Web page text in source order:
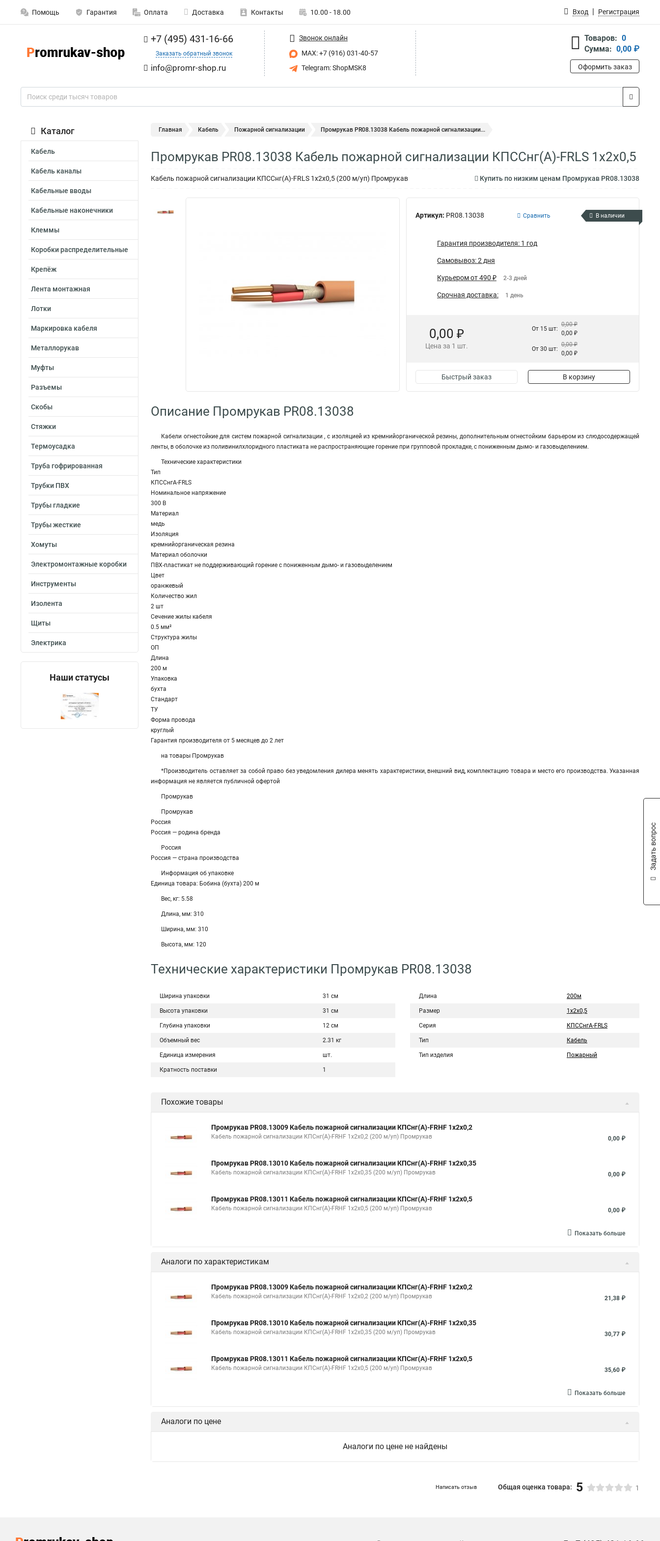
Помощь Гарантия Оплата Доставка Контакты 10.00 - 18.00 Вход Регистрация
+7 (495) 431-16-66
Заказать обратный звонок
info@promr-shop.ru
Звонок онлайн
MAX: +7 (916) 031-40-57
Telegram: ShopMSK8
Товаров: 0
Сумма: 0,00 ₽
Оформить заказ
Каталог
Кабель
Кабель каналы
Кабельные вводы
Кабельные наконечники
Клеммы
Коробки распределительные
Крепёж
Лента монтажная
Лотки
Маркировка кабеля
Металлорукав
Муфты
Разъемы
Скобы
Стяжки
Термоусадка
Труба гофрированная
Трубки ПВХ
Трубы гладкие
Трубы жесткие
Хомуты
Электромонтажные коробки
Инструменты
Изолента
Щиты
Электрика
Наши статусы
Главная Кабель Пожарной сигнализации Промрукав PR08.13038 Кабель пожарной сигнализации...
Промрукав PR08.13038 Кабель пожарной сигнализации КПССнг(А)-FRLS 1х2х0,5
Кабель пожарной сигнализации КПССнг(А)-FRLS 1х2х0,5 (200 м/уп) Промрукав Купить по низким ценам Промрукав PR08.13038
Артикул: PR08.13038 Сравнить В наличии
Гарантия производителя: 1 год
Самовывоз: 2 дня
Курьером от 490 ₽ 2-3 дней
Срочная доставка: 1 день
0,00 ₽
Цена за 1 шт.
От 15 шт:
0,00 ₽
0,00 ₽
От 30 шт:
0,00 ₽
0,00 ₽
Быстрый заказ В корзину
Описание Промрукав PR08.13038
Кабели огнестойкие для систем пожарной сигнализации , с изоляцией из кремнийорганической резины, дополнительным огнестойким барьером из слюдосодержащей
ленты, в оболочке из поливинилхлоридного пластиката не распространяющие горение при групповой прокладке, с пониженным дымо- и газовыделением.
Технические характеристики
Тип
КПСCнгА-FRLS
Номинальное напряжение
300 В
Материал
медь
Изоляция
кремнийорганическая резина
Материал оболочки
ПВХ-пластикат не поддерживающий горение с пониженным дымо- и газовыделением
Цвет
оранжевый
Количество жил
2 шт
Сечение жилы кабеля
0.5 мм²
Структура жилы
ОП
Длина
200 м
Упаковка
бухта
Стандарт
ТУ
Форма провода
круглый
Гарантия производителя от 5 месяцев до 2 лет
на товары Промрукав
*Производитель оставляет за собой право без уведомления дилера менять характеристики, внешний вид, комплектацию товара и место его производства. Указанная
информация не является публичной офертой
Промрукав
Промрукав
Россия
Россия — родина бренда
Россия
Россия — страна производства
Информация об упаковке
Единица товара: Бобина (бухта) 200 м
Вес, кг: 5.58
Длина, мм: 310
Ширина, мм: 310
Высота, мм: 120
Технические характеристики Промрукав PR08.13038
Ширина упаковки 31 см
Высота упаковки 31 см
Глубина упаковки 12 см
Объемный вес 2.31 кг
Единица измерения шт.
Кратность поставки 1
Длина 200м
Размер 1х2х0,5
Серия КПССнгА-FRLS
Тип Кабель
Тип изделия Пожарный
Похожие товары
Промрукав PR08.13009 Кабель пожарной сигнализации КПСнг(А)-FRHF 1х2х0,2
Кабель пожарной сигнализации КПСнг(А)-FRHF 1х2х0,2 (200 м/уп) Промрукав 0,00 ₽
Промрукав PR08.13010 Кабель пожарной сигнализации КПСнг(А)-FRHF 1х2х0,35
Кабель пожарной сигнализации КПСнг(А)-FRHF 1х2х0,35 (200 м/уп) Промрукав 0,00 ₽
Промрукав PR08.13011 Кабель пожарной сигнализации КПСнг(А)-FRHF 1х2х0,5
Кабель пожарной сигнализации КПСнг(А)-FRHF 1х2х0,5 (200 м/уп) Промрукав 0,00 ₽
Показать больше
Аналоги по характеристикам
Промрукав PR08.13009 Кабель пожарной сигнализации КПСнг(А)-FRHF 1х2х0,2
Кабель пожарной сигнализации КПСнг(А)-FRHF 1х2х0,2 (200 м/уп) Промрукав 21,38 ₽
Промрукав PR08.13010 Кабель пожарной сигнализации КПСнг(А)-FRHF 1х2х0,35
Кабель пожарной сигнализации КПСнг(А)-FRHF 1х2х0,35 (200 м/уп) Промрукав 30,77 ₽
Промрукав PR08.13011 Кабель пожарной сигнализации КПСнг(А)-FRHF 1х2х0,5
Кабель пожарной сигнализации КПСнг(А)-FRHF 1х2х0,5 (200 м/уп) Промрукав 35,60 ₽
Показать больше
Аналоги по цене
Аналоги по цене не найдены
Написать отзыв Общая оценка товара: 5 1
Задать вопрос